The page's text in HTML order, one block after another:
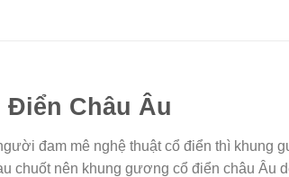
Châu Âu
đam mê nghệ thuật cổ điển thì khung
chuốt nên khung gương cổ điển châu Âu